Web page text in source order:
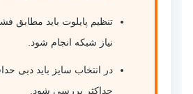
تنظیم پایلوت باید مطابق
نیاز شبکه انجام شود.
در انتخاب سایز باید دبی
حداکثر بررسی شود.